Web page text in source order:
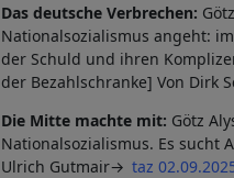
Das deutsche Verbrechen:
Nationalsozialismus angeht:
der Schuld und ihren
der Bezahlschranke] Von Dirk
Die Mitte machte mit: Götz
Nationalsozialismus. Es sucht
Ulrich Gutmair
taz